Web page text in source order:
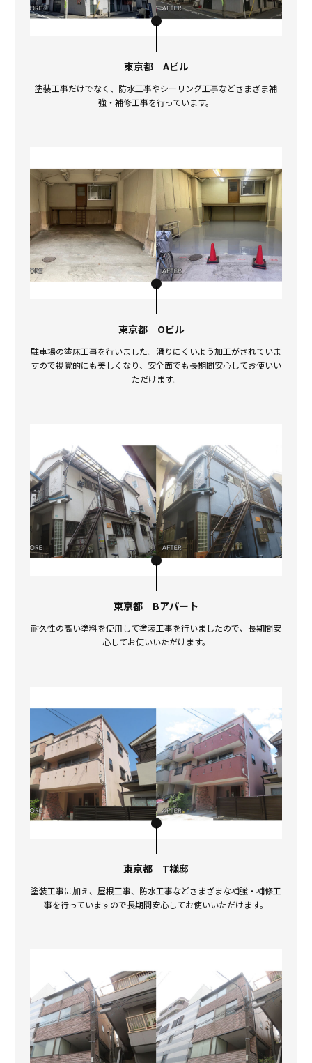
東京都 Aビル
塗装工事だけでなく、防水工事やシーリング工事などさまざま補
強・補修工事を行っています。
東京都 Oビル
駐車場の塗床工事を行いました。滑りにくいよう加工がされていま
すので視覚的にも美しくなり、安全面でも長期間安心してお使いい
ただけます。
東京都 Bアパート
耐久性の高い塗料を使用して塗装工事を行いましたので、長期間安
心してお使いいただけます。
東京都 T様邸
塗装工事に加え、屋根工事、防水工事などさまざまな補強・補修工
事を行っていますので長期間安心してお使いいただけます。